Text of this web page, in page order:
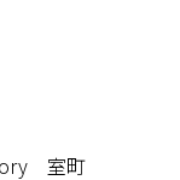
室町